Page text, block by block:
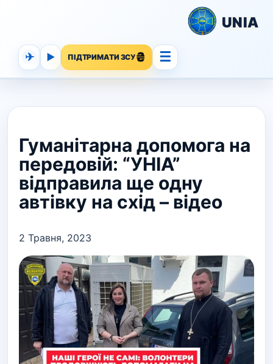
UNIA
✈ ▶ ПІДТРИМАТИ ЗСУ ☰
Гуманітарна допомога на
передовій: “УНІА”
відправила ще одну
автівку на схід – відео
2 Травня, 2023